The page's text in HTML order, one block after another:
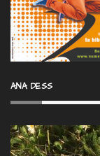
ANA DESS